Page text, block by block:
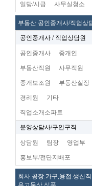
일당/시급 사무실청소
부동산 공인중개사/직업상
공인중개사 / 직업상담원
공인중개사 중개인
부동산직원 사무직원
중개보조원 부동산실장
경리원 기타
직업소개소파트
분양상담사/구인구직
상담원 팀장 영업부
홍보부/전단지배포
회사.공장.가구,용접.생산